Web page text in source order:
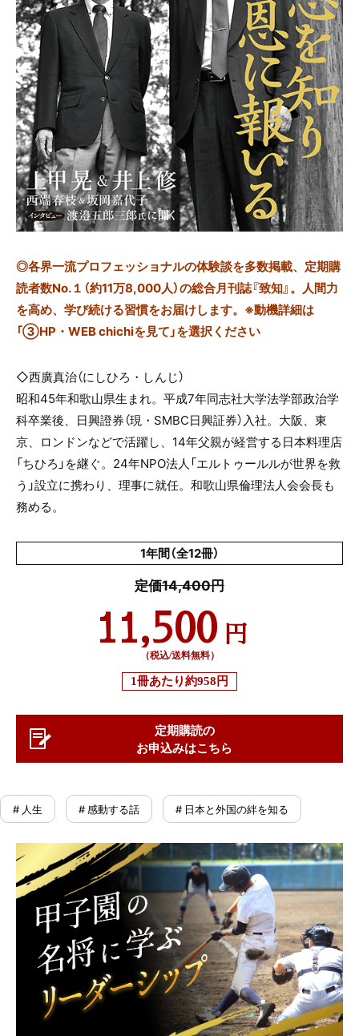
◎各界一流プロフェッショナルの体験談を多数掲載、定期購
読者数No.１（約11万8,000人）の総合月刊誌『致知』。人間力
を高め、学び続ける習慣をお届けします。※動機詳細は
「③HP・WEB chichiを見て」を選択ください
◇西廣真治（にしひろ・しんじ）
昭和45年和歌山県生まれ。平成7年同志社大学法学部政治学
科卒業後、日興證券（現・SMBC日興証券）入社。大阪、東
京、ロンドンなどで活躍し、14年父親が経営する日本料理店
「ちひろ」を継ぐ。24年NPO法人「エルトゥールルが世界を救
う」設立に携わり、理事に就任。和歌山県倫理法人会会長も
務める。
1年間（全12冊）
定価14,400円
11,500 円
（税込/送料無料）
1冊あたり約958円
定期購読の
お申込みはこちら
# 人生 # 感動する話 # 日本と外国の絆を知る